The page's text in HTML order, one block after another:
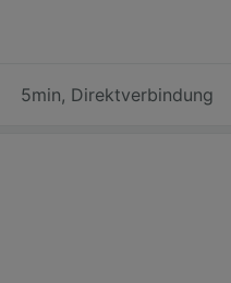
5min, Direktverbindung